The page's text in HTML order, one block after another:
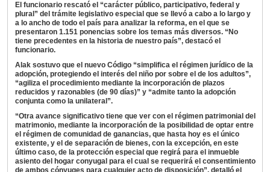
El funcionario rescató el “carácter público, participativo, federal y
plural” del trámite legislativo especial que se llevó a cabo a lo largo y
a lo ancho de todo el país para analizar la reforma, en el que se
presentaron 1.151 ponencias sobre los temas más diversos. “No
tiene precedentes en la historia de nuestro país”, destacó el
funcionario.
Alak sostuvo que el nuevo Código “simplifica el régimen jurídico de la
adopción, protegiendo el interés del niño por sobre el de los adultos”,
“agiliza el procedimiento mediante la incorporación de plazos
reducidos y razonables (de 90 días)” y “admite tanto la adopción
conjunta como la unilateral”.
“Otra avance significativo tiene que ver con el régimen patrimonial del
matrimonio, mediante la incorporación de la posibilidad de optar entre
el régimen de comunidad de ganancias, que hasta hoy es el único
existente, y el de separación de bienes, con la excepción, en este
último caso, de la protección especial que regirá para el inmueble
asiento del hogar conyugal para el cual se requerirá el consentimiento
de ambos cónyuges para cualquier acto de disposición”, detalló el